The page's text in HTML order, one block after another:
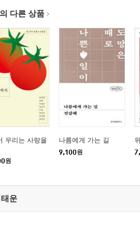
다른 상품
우리는 사랑을
원
나름에게 가는 길
9,100원
운